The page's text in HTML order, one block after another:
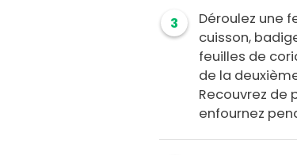
3
Déroulez une
cuisson,
feuilles de
de la
Recouvrez de
enfournez